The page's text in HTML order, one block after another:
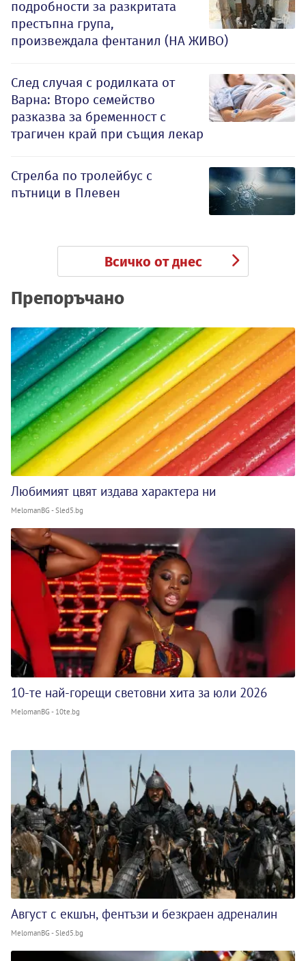
подробности за разкритата
престъпна група,
произвеждала фентанил (НА ЖИВО)
След случая с родилката от
Варна: Второ семейство
разказва за бременност с
трагичен край при същия лекар
Стрелба по тролейбус с
пътници в Плевен
Всичко от днес
Препоръчано
Любимият цвят издава характера ни
MelomanBG - Sled5.bg
10-те най-горещи световни хита за юли 2026
MelomanBG - 10te.bg
Август с екшън, фентъзи и безкраен адреналин
MelomanBG - Sled5.bg